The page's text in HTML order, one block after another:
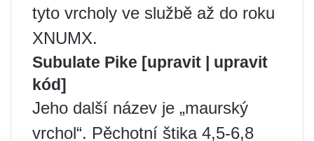
tyto vrcholy ve službě až do roku
XNUMX.
Subulate Pike [upravit | upravit
kód]
Jeho další název je „maurský
vrchol“. Pěchotní štika 4,5-6,8